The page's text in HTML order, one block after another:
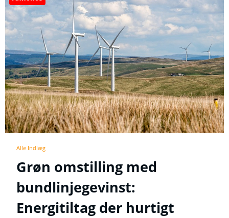
Alle Indlæg
Grøn omstilling med
bundlinjegevinst:
Energitiltag der hurtigt